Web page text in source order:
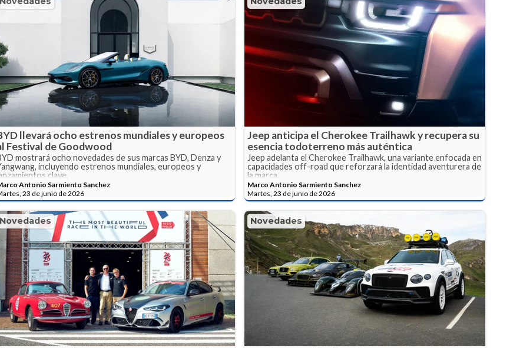
llevará ocho estrenos mundiales y europeos
Festival de Goodwood
mostrará ocho novedades de sus marcas BYD, Denza y
incluyendo estrenos mundiales, europeos y
clave.
Antonio Sarmiento Sanchez
23 de junio de 2026
Jeep anticipa el Cherokee Trailhawk y recupera su
esencia todoterreno más auténtica
Jeep adelanta el Cherokee Trailhawk, una variante enfocada en
capacidades off-road que reforzará la identidad aventurera de
la marca.
Marco Antonio Sarmiento Sanchez
Martes, 23 de junio de 2026
Novedades Novedades